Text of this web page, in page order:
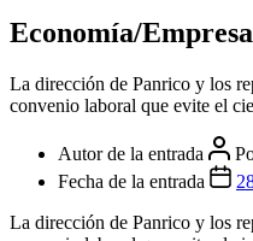
Economía/
La dirección de Panrico y los
convenio laboral que evite el
Autor de la entrada
Fecha de la entrada
La dirección de Panrico y los